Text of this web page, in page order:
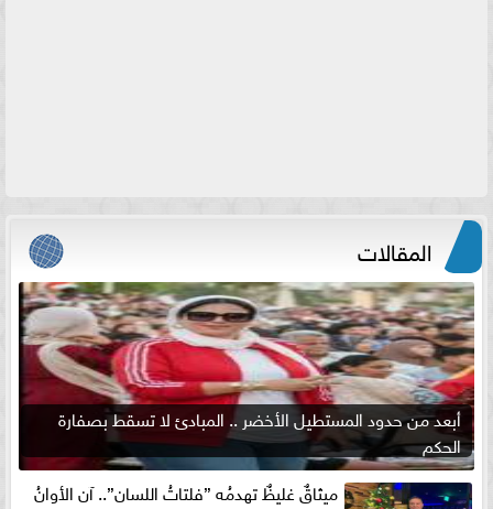
المقالات
أبعد من حدود المستطيل الأخضر .. المبادئ لا تسقط بصفارة
الحكم
ميثاقٌ غليظٌ تهدمُه ”فلتاتُ اللسان”.. آن الأوانُ